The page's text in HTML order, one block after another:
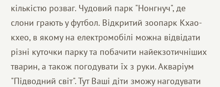
кількістю розваг. Чудовий парк "Нонгнуч", де
слони грають у футбол. Відкритий зоопарк Кхао-
кхео, в якому на електромобілі можна відвідати
різні куточки парку та побачити найекзотичніших
тварин, а також погодувати їх з руки. Акваріум
"Підводний світ". Тут Ваші діти зможу нагодувати